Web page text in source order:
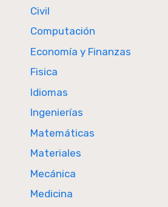
Civil
Computación
Economía y Finanzas
Fisica
Idiomas
Ingenierías
Matemáticas
Materiales
Mecánica
Medicina